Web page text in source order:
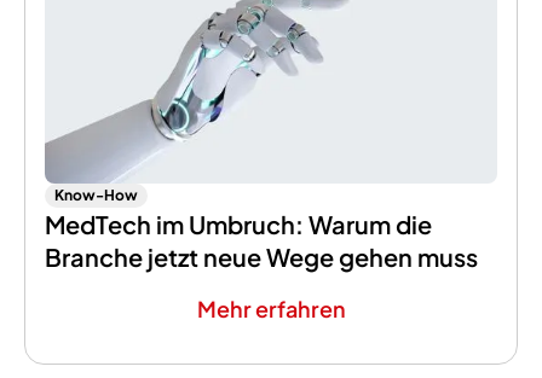
Know-How
MedTech im Umbruch: Warum die
Branche jetzt neue Wege gehen muss
Mehr erfahren